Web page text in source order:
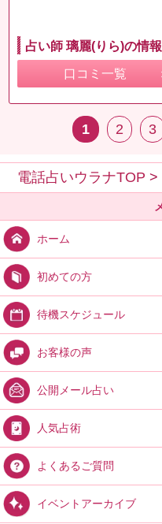
占い師 璃麗(りら)の情
口コミ一覧
1 2 3
電話占いウラナTOP >
ホーム
初めての方
待機スケジュール
お客様の声
公開メール占い
人気占術
よくあるご質問
イベントアーカイブ